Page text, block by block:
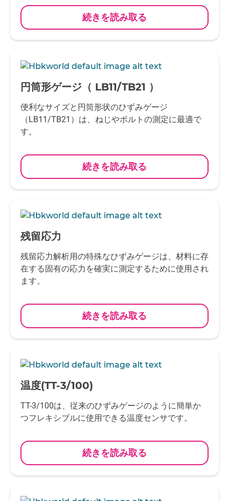
続きを読み取る
-
円筒形ゲージ（ LB11/TB21 ）
便利なサイズと円筒形状のひずみゲージ
（LB11/TB21）は、ねじやボルトの測定に最適で
す。
続きを読み取る
-
残留応力
残留応力解析用の特殊なひずみゲージは、材料に存
在する固有の応力を確実に測定するために使用され
ます。
続きを読み取る
-
温度(TT-3/100)
TT-3/100は、従来のひずみゲージのように簡単か
つフレキシブルに使用できる温度センサです。
続きを読み取る